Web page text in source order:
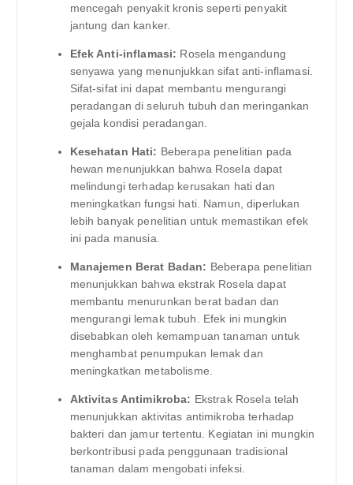
mencegah penyakit kronis seperti penyakit
jantung dan kanker.
Efek Anti-inflamasi: Rosela mengandung
senyawa yang menunjukkan sifat anti-inflamasi.
Sifat-sifat ini dapat membantu mengurangi
peradangan di seluruh tubuh dan meringankan
gejala kondisi peradangan.
Kesehatan Hati: Beberapa penelitian pada
hewan menunjukkan bahwa Rosela dapat
melindungi terhadap kerusakan hati dan
meningkatkan fungsi hati. Namun, diperlukan
lebih banyak penelitian untuk memastikan efek
ini pada manusia.
Manajemen Berat Badan: Beberapa penelitian
menunjukkan bahwa ekstrak Rosela dapat
membantu menurunkan berat badan dan
mengurangi lemak tubuh. Efek ini mungkin
disebabkan oleh kemampuan tanaman untuk
menghambat penumpukan lemak dan
meningkatkan metabolisme.
Aktivitas Antimikroba: Ekstrak Rosela telah
menunjukkan aktivitas antimikroba terhadap
bakteri dan jamur tertentu. Kegiatan ini mungkin
berkontribusi pada penggunaan tradisional
tanaman dalam mengobati infeksi.